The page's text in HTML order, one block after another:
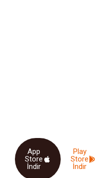
App
Store
İndir
Play
Store
İndir